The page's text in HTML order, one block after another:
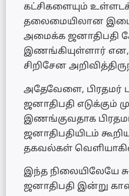
கட்சிகளையும்
தலைமையிலான
அமைக்க ஜனாதிபதி
இணங்கியுள்ளார் என,
சிறிசேன
அதேவேளை, பிரதமர்
ஜனாதிபதி எடுக்கும்
இணங்குவதாக
ஜனாதிபதியிடம்
தகவல்கள்
இந்த நிலையிலேயே
ஜனாதிபதி இன்று